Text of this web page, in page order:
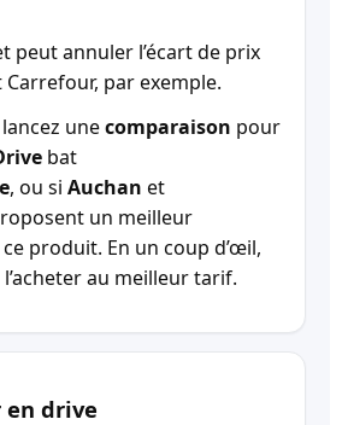
peut annuler l’écart de prix
par exemple.
unecomparaison pour
bat
, ou si Auchan et
un meilleur
produit. En un coup d’œil,
au meilleur tarif.
en drive